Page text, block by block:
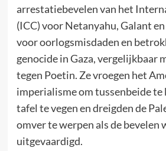
arrestatiebevelen van het
(ICC) voor Netanyahu, Galant
voor oorlogsmisdaden en
genocide in Gaza, vergelijkbaar
tegen Poetin. Ze vroegen het
imperialisme om tussenbeide te
tafel te vegen en dreigden de
omver te werpen als de bevelen
uitgevaardigd.